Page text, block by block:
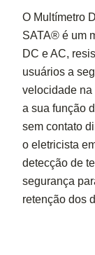
O Multímetro
SATA® é um
DC e AC,
usuários a
velocidade na
a sua função
sem contato
o eletricista
detecção de
segurança
retenção dos